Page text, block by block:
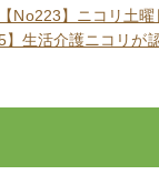
法制度情報など
【No223】ニコリ土
】生活介護ニコリが